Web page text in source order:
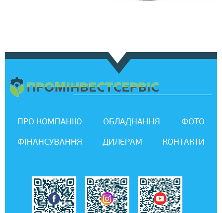
ПРО КОМПАНІЮ ОБЛАДНАННЯ
ФОТО
ФІНАНСУВАННЯ
ДИЛЕРАМ КОНТАКТИ